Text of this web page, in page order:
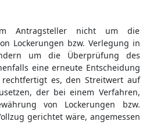
Antragsteller nicht um die
Lockerungen bzw. Verlegung in
um die Überprüfung des
eine erneute Entscheidung
es, den Streitwert auf
der bei einem Verfahren,
von Lockerungen bzw.
gerichtet wäre, angemessen